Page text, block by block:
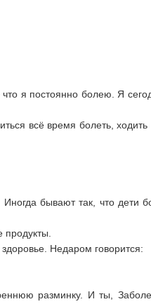
я постоянно болею. Я
всё время болеть,
бывают так, что дети
продукты.
Недаром говорится:
разминку. И ты,